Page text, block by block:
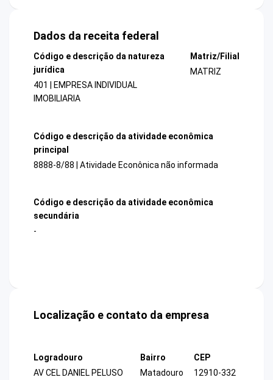
Dados da receita federal
Código e descrição da natureza
jurídica
401 | EMPRESA INDIVIDUAL
IMOBILIARIA
Matriz/Filial
MATRIZ
Código e descrição da atividade econômica
principal
8888-8/88 | Atividade Econônica não informada
Código e descrição da atividade econômica
secundária
-
Localização e contato da empresa
Logradouro
AV CEL DANIEL PELUSO
Bairro
Matadouro
CEP
12910-332